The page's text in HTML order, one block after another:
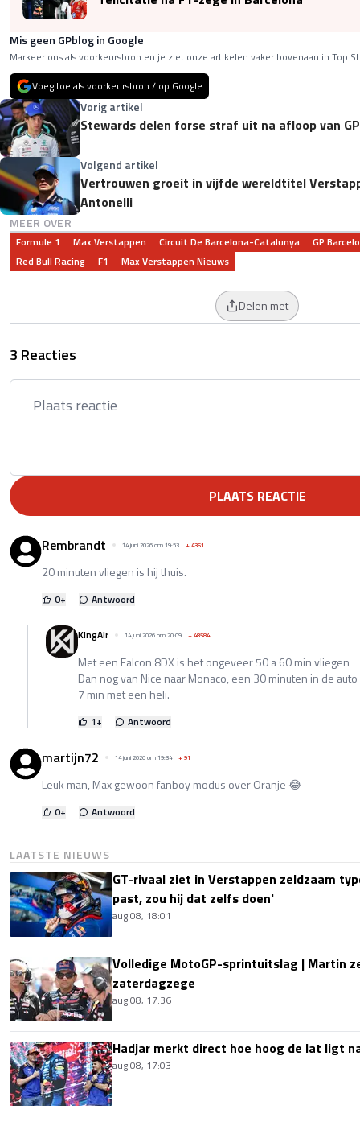
Mis geen GPblog in Google
Markeer ons als voorkeursbron en je ziet onze artikelen vaker bovenaan in Top
Voeg toe als voorkeursbron / op Google
Vorig artikel
Stewards delen forse straf uit na afloop van
Volgend artikel
Vertrouwen groeit in vijfde wereldtitel
Antonelli
MEER OVER
Formule 1 Max Verstappen Circuit De Barcelona-Catalunya
GP
Red Bull Racing
F1 Max Verstappen Nieuws
Delen met
3 Reacties
PLAATS REACTIE
Rembrandt 14 juni 2026 om 19:53 +4361
20 minuten vliegen is hij thuis.
0+ Antwoord
KingAir 14 juni 2026 om 20:09 +48584
Met een Falcon 8DX is het ongeveer 50 a 60 min vliegen
Dan nog van Nice naar Monaco, een 30 minuten in de
7 min met een heli.
1+ Antwoord
martijn72 14 juni 2026 om 19:34 +91
Leuk man, Max gewoon fanboy modus over Oranje 😂
0+ Antwoord
LAATSTE NIEUWS
GT-rivaal ziet in Verstappen zeldzaam
past, zou hij dat zelfs doen'
aug 08, 18:01
Volledige MotoGP-sprintuitslag | Martin
zaterdagzege
aug 08, 17:36
Hadjar merkt direct hoe hoog de lat ligt
aug 08, 17:03